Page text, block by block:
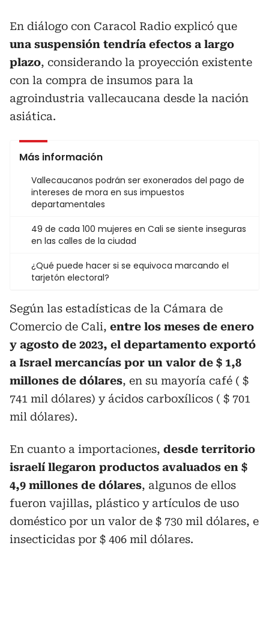
En diálogo con Caracol Radio explicó que
una suspensión tendría efectos a largo
plazo, considerando la proyección existente
con la compra de insumos para la
agroindustria vallecaucana desde la nación
asiática.
Más información
Vallecaucanos podrán ser exonerados del pago de
intereses de mora en sus impuestos
departamentales
49 de cada 100 mujeres en Cali se siente inseguras
en las calles de la ciudad
¿Qué puede hacer si se equivoca marcando el
tarjetón electoral?
Según las estadísticas de la Cámara de
Comercio de Cali, entre los meses de enero
y agosto de 2023, el departamento exportó
a Israel mercancías por un valor de $ 1,8
millones de dólares, en su mayoría café ( $
741 mil dólares) y ácidos carboxílicos ( $ 701
mil dólares).
En cuanto a importaciones, desde territorio
israelí llegaron productos avaluados en $
4,9 millones de dólares, algunos de ellos
fueron vajillas, plástico y artículos de uso
doméstico por un valor de $ 730 mil dólares, e
insecticidas por $ 406 mil dólares.